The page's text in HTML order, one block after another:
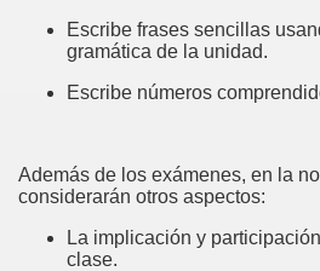
Escribe frases sencillas
gramática de la unidad.
Escribe números
Además de los exámenes, en la
considerarán otros aspectos:
La implicación y
clase.